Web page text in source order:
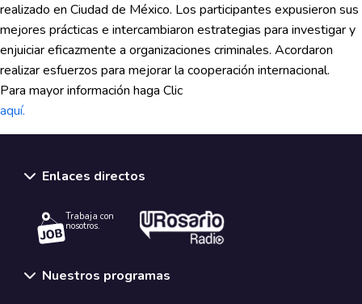
realizado en Ciudad de México. Los participantes expusieron sus
mejores prácticas e intercambiaron estrategias para investigar y
enjuiciar eficazmente a organizaciones criminales. Acordaron
realizar esfuerzos para mejorar la cooperación internacional.
Para mayor información haga Clic
aquí.
Enlaces directos
Trabaja con
nosotros.
Nuestros programas